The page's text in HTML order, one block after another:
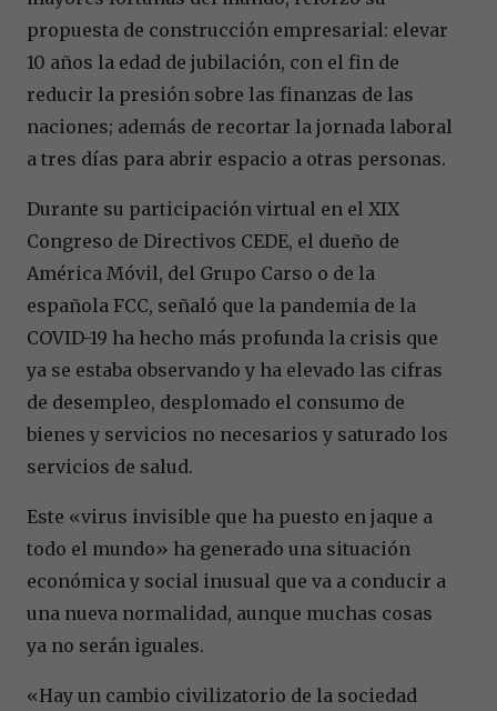
propuesta de construcción empresarial: elevar
10 años la edad de jubilación, con el fin de
reducir la presión sobre las finanzas de las
naciones; además de recortar la jornada laboral
a tres días para abrir espacio a otras personas.
Durante su participación virtual en el XIX
Congreso de Directivos CEDE, el dueño de
América Móvil, del Grupo Carso o de la
española FCC, señaló que la pandemia de la
COVID-19 ha hecho más profunda la crisis que
ya se estaba observando y ha elevado las cifras
de desempleo, desplomado el consumo de
bienes y servicios no necesarios y saturado los
servicios de salud.
Este «virus invisible que ha puesto en jaque a
todo el mundo» ha generado una situación
económica y social inusual que va a conducir a
una nueva normalidad, aunque muchas cosas
ya no serán iguales.
«Hay un cambio civilizatorio de la sociedad